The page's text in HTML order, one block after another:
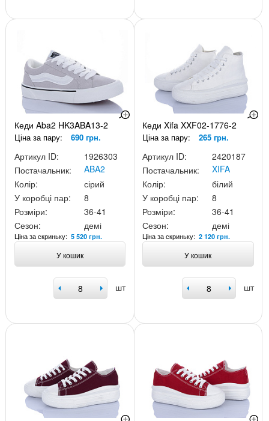
Кеди Aba2 HK3ABA13-2
Ціна за пару: 690 грн.
Артикул ID:
1926303
Постачальник:
ABA2
Колір:
сірий
У коробці пар:
8
Розміри:
36-41
Сезон:
демі
Ціна за скриньку: 5 520 грн.
У кошик
шт
Кеди Xifa XXF02-1776-2
Ціна за пару: 265 грн.
Артикул ID:
2420187
Постачальник:
XIFA
Колір:
білий
У коробці пар:
8
Розміри:
36-41
Сезон:
демі
Ціна за скриньку:2 120 грн.
У кошик
шт